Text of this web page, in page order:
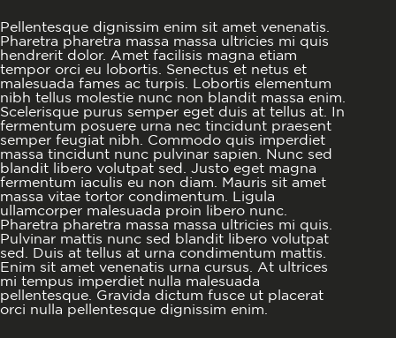
Pellentesque dignissim enim sit amet venenatis.
Pharetra pharetra massa massa ultricies mi quis
hendrerit dolor. Amet facilisis magna etiam
tempor orci eu lobortis. Senectus et netus et
malesuada fames ac turpis. Lobortis elementum
nibh tellus molestie nunc non blandit massa enim.
Scelerisque purus semper eget duis at tellus at. In
fermentum posuere urna nec tincidunt praesent
semper feugiat nibh. Commodo quis imperdiet
massa tincidunt nunc pulvinar sapien. Nunc sed
blandit libero volutpat sed. Justo eget magna
fermentum iaculis eu non diam. Mauris sit amet
massa vitae tortor condimentum. Ligula
ullamcorper malesuada proin libero nunc.
Pharetra pharetra massa massa ultricies mi quis.
Pulvinar mattis nunc sed blandit libero volutpat
sed. Duis at tellus at urna condimentum mattis.
Enim sit amet venenatis urna cursus. At ultrices
mi tempus imperdiet nulla malesuada
pellentesque. Gravida dictum fusce ut placerat
orci nulla pellentesque dignissim enim.